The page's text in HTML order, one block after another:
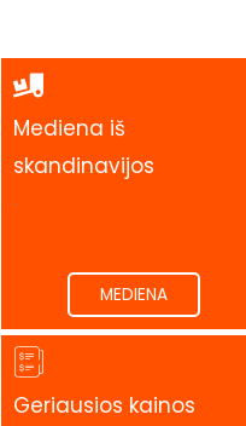
Mediena iš
skandinavijos
.
MEDIENA
Geriausios kainos